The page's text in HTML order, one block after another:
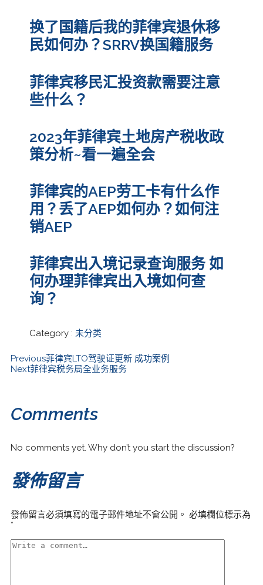
换了国籍后我的菲律宾退休移
民如何办？SRRV换国籍服务
菲律宾移民汇投资款需要注意
些什么？
2023年菲律宾土地房产税收政
策分析~看一遍全会
菲律宾的AEP劳工卡有什么作
用？丢了AEP如何办？如何注
销AEP
菲律宾出入境记录查询服务 如
何办理菲律宾出入境如何查
询？
Category : 未分类
Previous菲律宾LTO驾驶证更新 成功案例
Next菲律宾税务局全业务服务
Comments
No comments yet. Why don’t you start the discussion?
發佈留言
發佈留言必須填寫的電子郵件地址不會公開。 必填欄位標示為
*